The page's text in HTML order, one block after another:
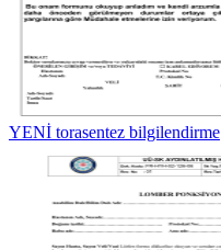
YENİ torasentez bilgilendirme